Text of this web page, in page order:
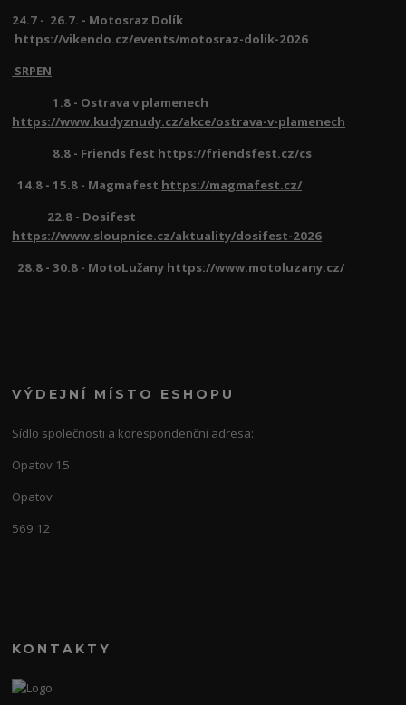
24.7 - 26.7. - Motosraz Dolík
https://vikendo.cz/events/motosraz-dolik-2026
SRPEN
1.8 - Ostrava v plamenech
https://www.kudyznudy.cz/akce/ostrava-v-plamenech
8.8 - Friends fest https://friendsfest.cz/cs
14.8 - 15.8 - Magmafest https://magmafest.cz/
22.8 - Dosifest
https://www.sloupnice.cz/aktuality/dosifest-2026
28.8 - 30.8 - MotoLužany https://www.motoluzany.cz/
VÝDEJNÍ MÍSTO ESHOPU
Sídlo společnosti a korespondenční adresa:
Opatov 15
Opatov
569 12
KONTAKTY